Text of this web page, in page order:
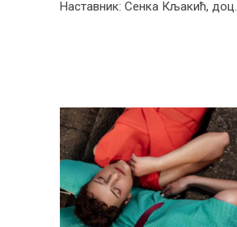
Наставник: Сенка Кљакић, доц.